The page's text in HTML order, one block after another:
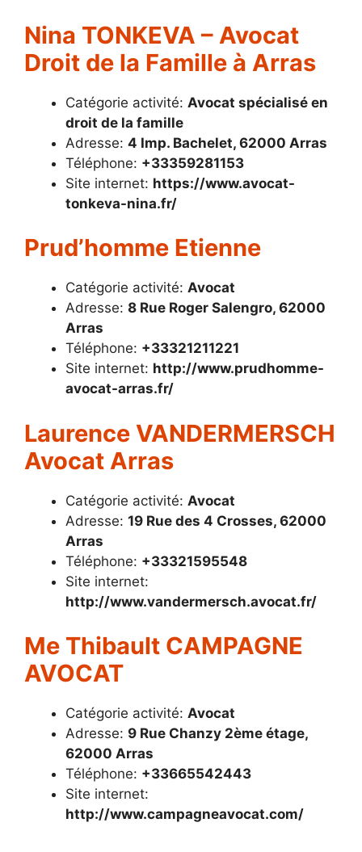
Nina TONKEVA – Avocat
Droit de la Famille à Arras
Catégorie activité: Avocat spécialisé en
droit de la famille
Adresse: 4 Imp. Bachelet, 62000 Arras
Téléphone: +33359281153
Site internet: https://www.avocat-
tonkeva-nina.fr/
Prud’homme Etienne
Catégorie activité: Avocat
Adresse: 8 Rue Roger Salengro, 62000
Arras
Téléphone: +33321211221
Site internet: http://www.prudhomme-
avocat-arras.fr/
Laurence VANDERMERSCH
Avocat Arras
Catégorie activité: Avocat
Adresse: 19 Rue des 4 Crosses, 62000
Arras
Téléphone: +33321595548
Site internet:
http://www.vandermersch.avocat.fr/
Me Thibault CAMPAGNE
AVOCAT
Catégorie activité: Avocat
Adresse: 9 Rue Chanzy 2ème étage,
62000 Arras
Téléphone: +33665542443
Site internet:
http://www.campagneavocat.com/